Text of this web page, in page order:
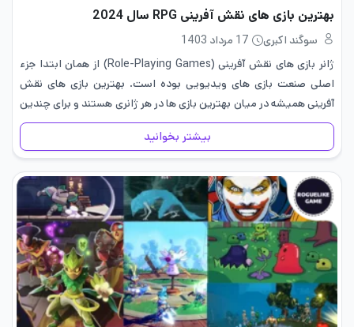
بهترین بازی های نقش آفرینی RPG سال 2024
سوگند اکبری
17 مرداد 1403
ژانر بازی های نقش آفرینی (Role-Playing Games) از همان ابتدا جزء
اصلی صنعت بازی های ویدیویی بوده است. بهترین بازی های نقش
آفرینی همیشه در میان بهترین بازی ها در هر ژانری هستند و برای چندین
دهه تاثیر بسیار بالایی…
بیشتر بخوانید